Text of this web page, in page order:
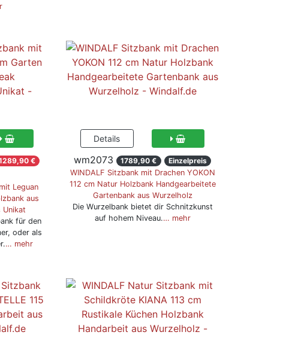
€
Leguan
aus
Unikat
für den
oder als
… mehr
wm2073 1789,90 €
Einzelpreis
WINDALF Sitzbank mit Drachen YOKON
112 cm Natur Holzbank Handgearbeitete
Gartenbank aus Wurzelholz
Die Wurzelbank bietet dir Schnitzkunst
auf hohem Niveau.… mehr